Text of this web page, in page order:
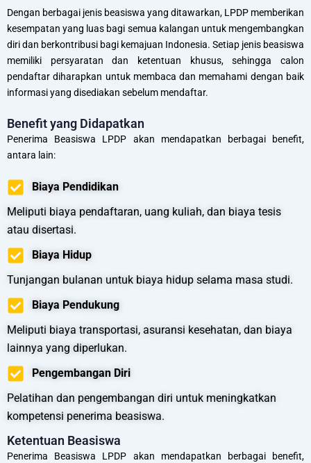
Dengan berbagai jenis beasiswa yang ditawarkan, LPDP memberikan
kesempatan yang luas bagi semua kalangan untuk mengembangkan
diri dan berkontribusi bagi kemajuan Indonesia. Setiap jenis beasiswa
memiliki persyaratan dan ketentuan khusus, sehingga calon
pendaftar diharapkan untuk membaca dan memahami dengan baik
informasi yang disediakan sebelum mendaftar.
Benefit yang Didapatkan
Penerima Beasiswa LPDP akan mendapatkan berbagai benefit,
antara lain:
Biaya Pendidikan
Meliputi biaya pendaftaran, uang kuliah, dan biaya tesis
atau disertasi.
Biaya Hidup
Tunjangan bulanan untuk biaya hidup selama masa studi.
Biaya Pendukung
Meliputi biaya transportasi, asuransi kesehatan, dan biaya
lainnya yang diperlukan.
Pengembangan Diri
Pelatihan dan pengembangan diri untuk meningkatkan
kompetensi penerima beasiswa.
Ketentuan Beasiswa
Penerima Beasiswa LPDP akan mendapatkan berbagai benefit,